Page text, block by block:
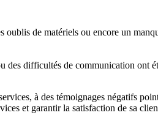
oublis de matériels ou encore un
des difficultés de communication ont
à des témoignages négatifs
et garantir la satisfaction de sa